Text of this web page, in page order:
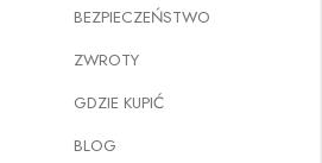
BEZPIECZEŃSTWO
ZWROTY
GDZIE KUPIĆ
BLOG